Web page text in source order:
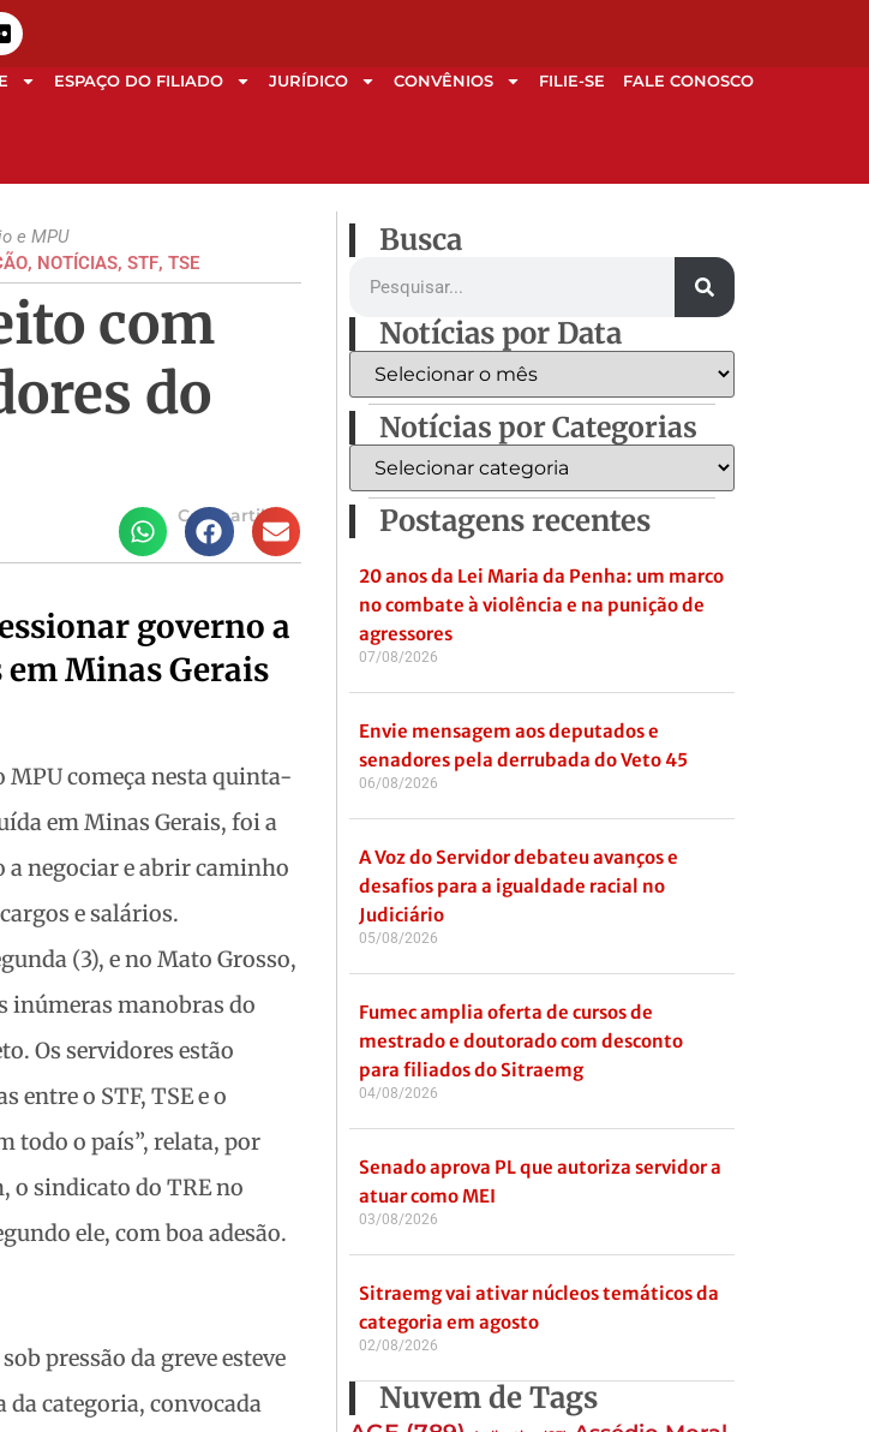
ESPAÇO DO FILIADO JURÍDICO CONVÊNIOS FILIE-SE FALE CONOSCO
e MPU
, NOTÍCIAS, STF, TSE
com
do
Compartilhe
governo a
Minas Gerais
MPU começa nesta quinta-
em Minas Gerais, foi a
a negociar e abrir caminho
e salários.
(3), e no Mato Grosso,
inúmeras manobras do
Os servidores estão
entre o STF, TSE e o
todo o país”, relata, por
o sindicato do TRE no
ele, com boa adesão.
pressão da greve esteve
categoria, convocada
Busca
Notícias por Data
Notícias por Categorias
Postagens recentes
20 anos da Lei Maria da Penha: um marco
no combate à violência e na punição de
agressores
07/08/2026
Envie mensagem aos deputados e
senadores pela derrubada do Veto 45
06/08/2026
A Voz do Servidor debateu avanços e
desafios para a igualdade racial no
Judiciário
05/08/2026
Fumec amplia oferta de cursos de
mestrado e doutorado com desconto
para filiados do Sitraemg
04/08/2026
Senado aprova PL que autoriza servidor a
atuar como MEI
03/08/2026
Sitraemg vai ativar núcleos temáticos da
categoria em agosto
02/08/2026
Nuvem de Tags